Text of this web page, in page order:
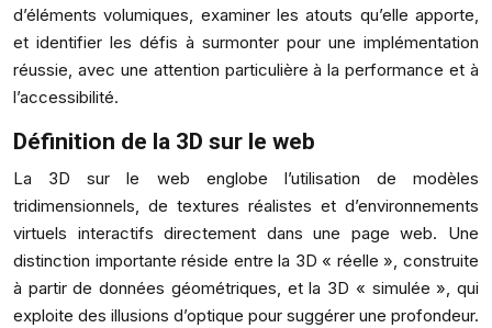
d’éléments volumiques, examiner les atouts qu’elle apporte,
et identifier les défis à surmonter pour une implémentation
réussie, avec une attention particulière à la performance et à
l’accessibilité.
Définition de la 3D sur le web
La 3D sur le web englobe l’utilisation de modèles
tridimensionnels, de textures réalistes et d’environnements
virtuels interactifs directement dans une page web. Une
distinction importante réside entre la 3D « réelle », construite
à partir de données géométriques, et la 3D « simulée », qui
exploite des illusions d’optique pour suggérer une profondeur.